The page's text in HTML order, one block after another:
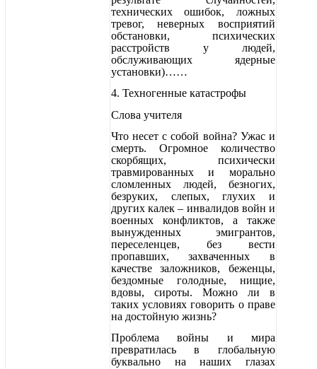
технических ошибок, ложных
тревог, неверных восприятий
обстановки, психических
расстройств у людей,
обслуживающих ядерные
установки)……
4. Техногенные катастрофы
Слова учителя
Что несет с собой война? Ужас и
смерть. Огромное количество
скорбящих, психически
травмированных и морально
сломленных людей, безногих,
безруких, слепых, глухих и
других калек – инвалидов войн и
военных конфликтов, а также
вынужденных эмигрантов,
переселенцев, без вести
пропавших, захваченных в
качестве заложников, беженцы,
бездомные голодные, нищие,
вдовы, сироты. Можно ли в
таких условиях говорить о праве
на достойную жизнь?
Проблема войны и мира
превратилась в глобальную
буквально на наших глазах